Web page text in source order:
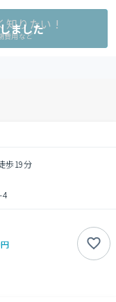
知りたい !
費用など
ました
歩19分
4